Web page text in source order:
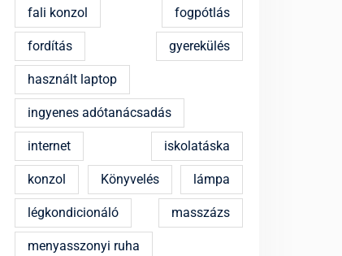
fali konzol fogpótlás
fordítás gyerekülés
használt laptop
ingyenes adótanácsadás
internet iskolatáska
konzol Könyvelés lámpa
légkondicionáló masszázs
menyasszonyi ruha